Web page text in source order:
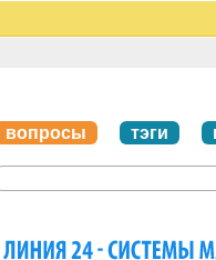
вопросы тэги